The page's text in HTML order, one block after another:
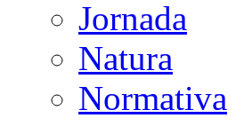
Jornada
Natura
Normativa